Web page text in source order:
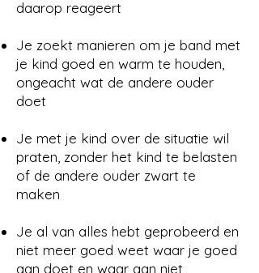
daarop reageert
Je zoekt manieren om je band met
je kind goed en warm te houden,
ongeacht wat de andere ouder
doet
Je met je kind over de situatie wil
praten, zonder het kind te belasten
of de andere ouder zwart te
maken
Je al van alles hebt geprobeerd en
niet meer goed weet waar je goed
aan doet en waar aan niet